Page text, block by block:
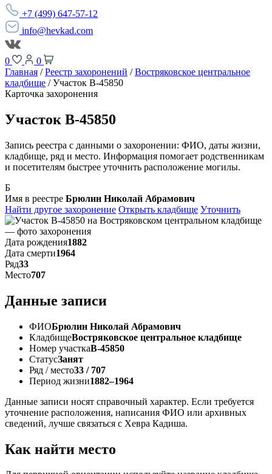
+7 (499) 647-57-12
info@hevkad.com
0
0
Главная / Реестр захоронений / Востряковское центральное
кладбище / Участок В-45850
Карточка захоронения
Участок В-45850
Запись реестра с данными о захоронении: ФИО, даты жизни,
кладбище, ряд и место. Информация помогает родственникам
и посетителям быстрее уточнить расположение могилы.
Б
Имя в реестре Брюлин Николай Абрамович
Найти другое захоронение Открыть кладбище Уточнить
Дата рождения1882
Дата смерти1964
Ряд33
Место707
Данные записи
ФИОБрюлин Николай Абрамович
КладбищеВостряковское центральное кладбище
Номер участкаВ-45850
СтатусЗанят
Ряд / место33 / 707
Период жизни1882–1964
Данные записи носят справочный характер. Если требуется
уточнение расположения, написания ФИО или архивных
сведений, лучше связаться с Хевра Кадиша.
Как найти место